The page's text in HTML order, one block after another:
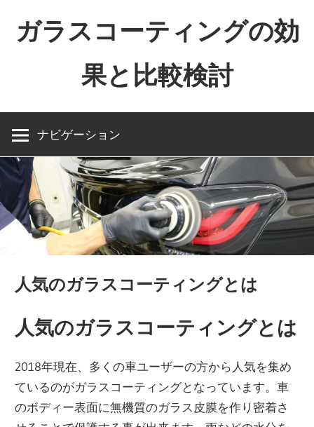
へ
ッ
ガラスコーティングの効
果と比較検討
ス
コ
ー
テ
ィ
の
果
ナビゲーション
人気のガラスコーティングとは
人気のガラスコーティングとは
2018年現在、多くの車ユーザーの方から人気を集め
ているのがガラスコーティングとなっています。車
のボディー表面に無機質のガラス皮膜を作り密着さ